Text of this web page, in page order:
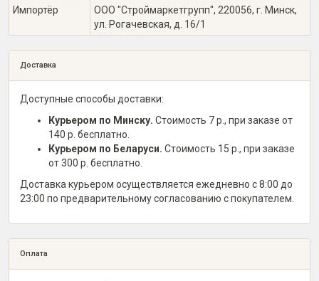
Импортёр
ООО "Строймаркетгрупп", 220056, г. Минск,
ул. Рогачевская, д. 16/1
Доставка
Доступные способы доставки:
Курьером по Минску. Стоимость 7 р., при заказе от
140 р. бесплатно.
Курьером по Беларуси. Стоимость 15 р., при заказе
от 300 р. бесплатно.
Доставка курьером осуществляется ежедневно с 8:00 до
23:00 по предварительному согласованию с покупателем.
Оплата